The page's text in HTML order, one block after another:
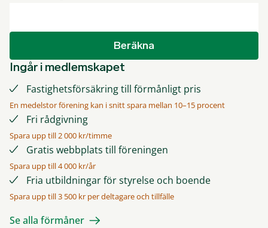
Beräkna
Ingår i medlemskapet
Fastighetsförsäkring till förmånligt pris
En medelstor förening kan i snitt spara mellan 10–15 procent
Fri rådgivning
Spara upp till 2 000 kr/timme
Gratis webbplats till föreningen
Spara upp till 4 000 kr/år
Fria utbildningar för styrelse och boende
Spara upp till 3 500 kr per deltagare och tillfälle
Se alla förmåner